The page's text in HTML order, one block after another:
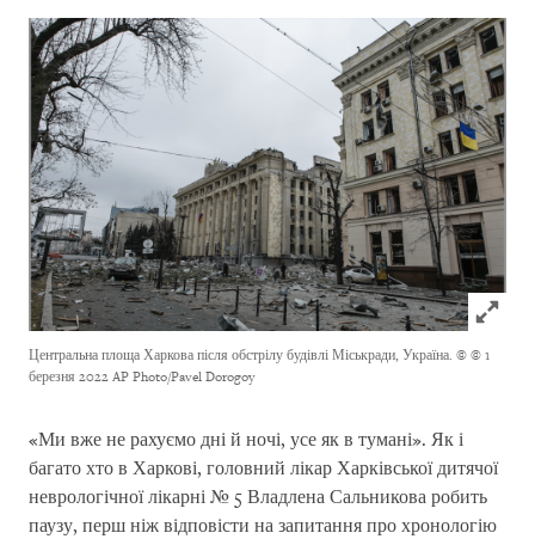
Click to
Центральна площа Харкова після обстрілу будівлі Міськради, Україна. © © 1
березня 2022 AP Photo/Pavel Dorogoy
«Ми вже не рахуємо дні й ночі, усе як в тумані». Як і
багато хто в Харкові, головний лікар Харківської дитячої
неврологічної лікарні № 5 Владлена Сальникова робить
паузу, перш ніж відповісти на запитання про хронологію